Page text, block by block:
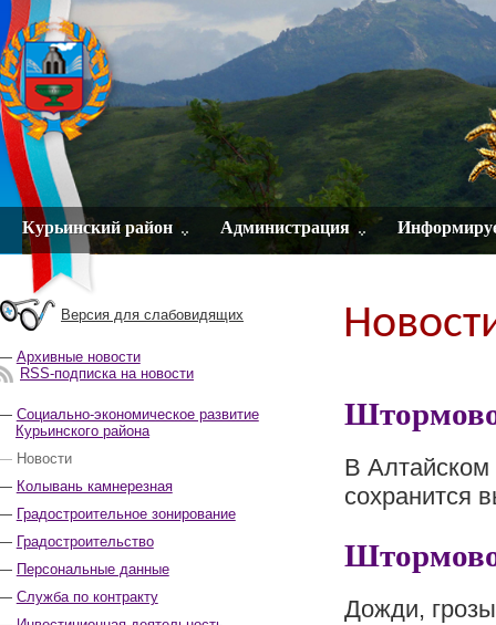
Курьинский район Администрация
Версия для слабовидящих
Архивные новости
RSS-подписка на новости
Социально-экономическое развитие
Курьинского района
Новости
Колывань камнерезная
Градостроительное зонирование
Градостроительство
Персональные данные
Служба по контракту
В Алтайском
сохранится
Дожди,